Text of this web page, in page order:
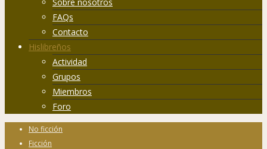
FAQs
Contacto
Hislibreños
Actividad
Grupos
Miembros
Foro
No ficción
Ficción